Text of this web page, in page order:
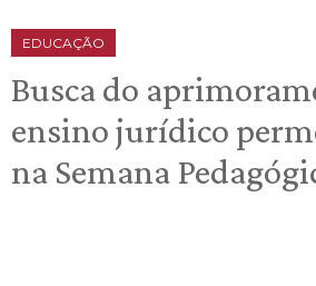
EDUCAÇÃO
Busca do
ensino jurídico
na Semana